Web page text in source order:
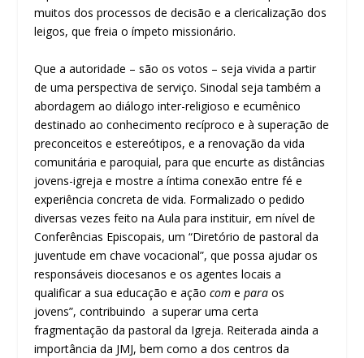
muitos dos processos de decisão e a clericalização dos
leigos, que freia o ímpeto missionário.
Que a autoridade – são os votos – seja vivida a partir
de uma perspectiva de serviço. Sinodal seja também a
abordagem ao diálogo inter-religioso e ecumênico
destinado ao conhecimento recíproco e à superação de
preconceitos e estereótipos, e a renovação da vida
comunitária e paroquial, para que encurte as distâncias
jovens-igreja e mostre a íntima conexão entre fé e
experiência concreta de vida. Formalizado o pedido
diversas vezes feito na Aula para instituir, em nível de
Conferências Episcopais, um “Diretório de pastoral da
juventude em chave vocacional”, que possa ajudar os
responsáveis diocesanos e os agentes locais a
qualificar a sua educação e açãocom epara os
jovens”, contribuindo a superar uma certa
fragmentação da pastoral da Igreja. Reiterada ainda a
importância da JMJ, bem como a dos centros da